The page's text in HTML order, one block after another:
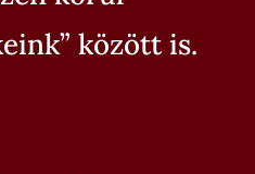
között is.